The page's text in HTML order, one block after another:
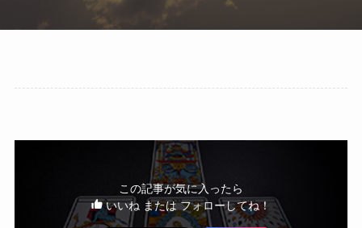
この記事が気に入ったら
いいね または フォローしてね！